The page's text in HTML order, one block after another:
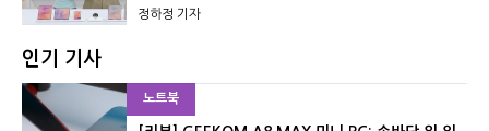
정하정 기자
인기 기사
노트북